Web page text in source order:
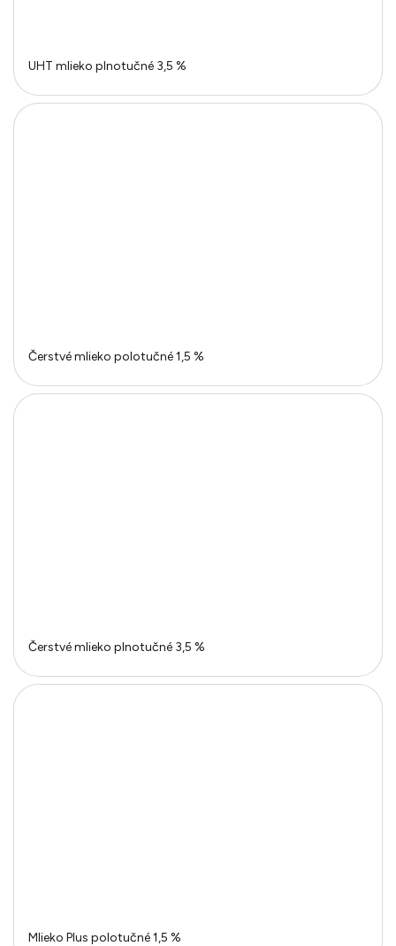
UHT mlieko plnotučné 3,5 %
Čerstvé mlieko polotučné 1,5 %
Čerstvé mlieko plnotučné 3,5 %
Mlieko Plus polotučné 1,5 %